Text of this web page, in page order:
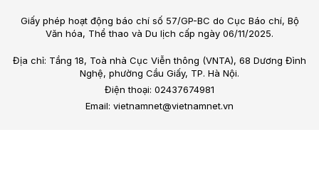
Giấy phép hoạt động báo chí số 57/GP-BC do Cục Báo chí, Bộ
Văn hóa, Thể thao và Du lịch cấp ngày 06/11/2025.
Địa chỉ: Tầng 18, Toà nhà Cục Viễn thông (VNTA), 68 Dương Đình
Nghệ, phường Cầu Giấy, TP. Hà Nội.
Điện thoại: 02437674981
Email: vietnamnet@vietnamnet.vn